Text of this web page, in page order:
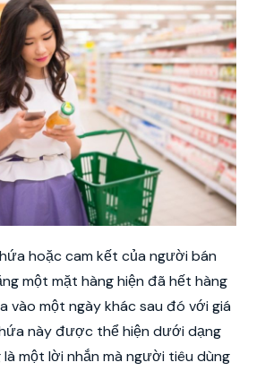
hoặc cam kết của người bán
một mặt hàng hiện đã hết hàng
vào một ngày khác sau đó với giá
này được thể hiện dưới dạng
một lời nhắn mà người tiêu dùng